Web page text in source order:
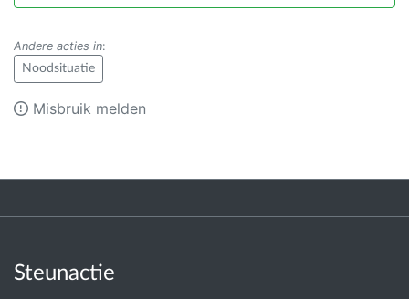
Andere acties in:
Noodsituatie
Misbruik melden
Steunactie